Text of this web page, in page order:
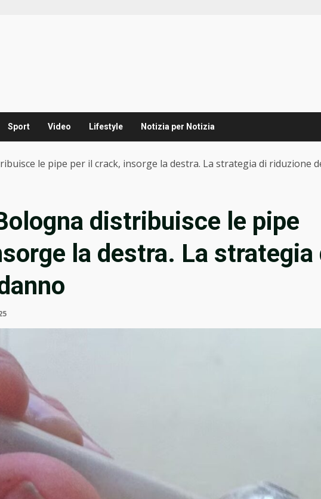
Sport Video Lifestyle Notizia per Notizia
le pipe per il crack, insorge la destra. La strategia di riduzione
distribuisce le pipe
la destra. La strategia